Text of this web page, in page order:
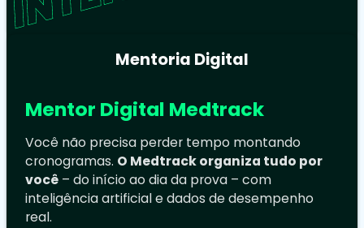
Mentoria Digital
Mentor Digital Medtrack
Você não precisa perder tempo montando
cronogramas. O Medtrack organiza tudo por
você – do início ao dia da prova – com
inteligência artificial e dados de desempenho
real.